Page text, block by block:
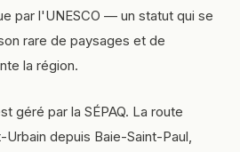
par l'UNESCO — un statut qui se
rare de paysages et de
la région.
géré par la SÉPAQ. La route
depuis Baie-Saint-Paul,